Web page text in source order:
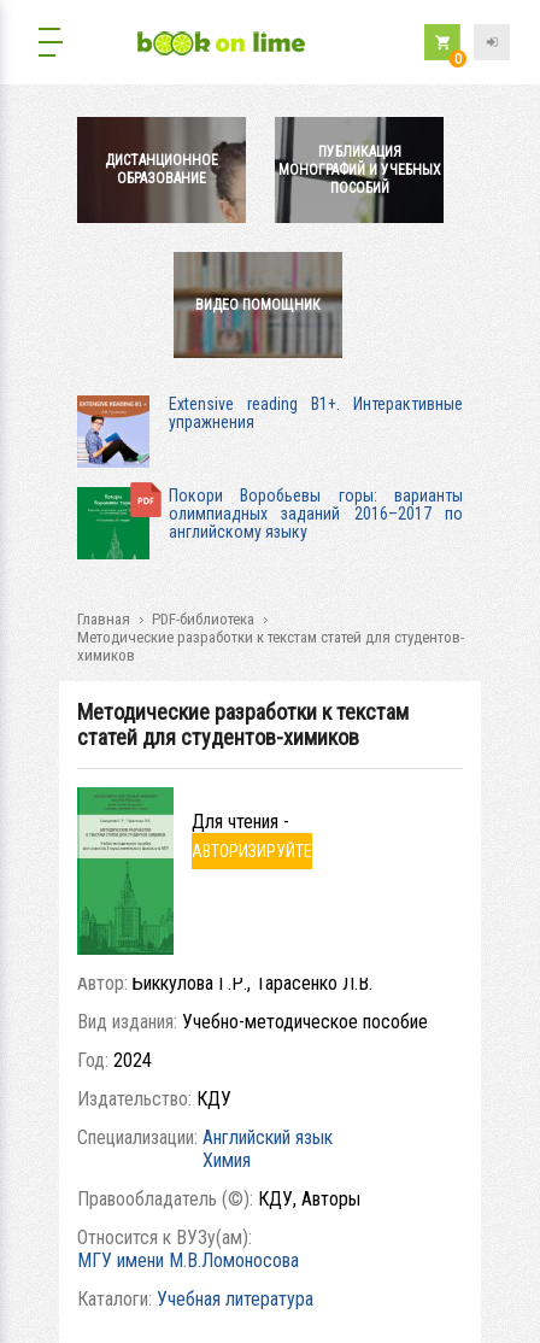
0
ДИСТАНЦИОННОЕ
ОБРАЗОВАНИЕ
ПУБЛИКАЦИЯ
МОНОГРАФИЙ И УЧЕБНЫХ
ПОСОБИЙ
ВИДЕО ПОМОЩНИК
Extensive reading B1+. Интерактивные
упражнения
Покори Воробьевы горы: варианты
олимпиадных заданий 2016–2017 по
английскому языку
Главная
PDF-библиотека
Методические разработки к текстам статей для студентов-
химиков
Методические разработки к текстам
статей для студентов-химиков
Для чтения -
АВТОРИЗИРУЙТЕ
Автор: Биккулова Г.Р., Тарасенко Л.В.
Вид издания: Учебно-методическое пособие
Год: 2024
Издательство: КДУ
Специализации: Английский язык
Химия
Правообладатель (©): КДУ, Авторы
Относится к ВУЗу(ам):
МГУ имени М.В.Ломоносова
Каталоги: Учебная литература